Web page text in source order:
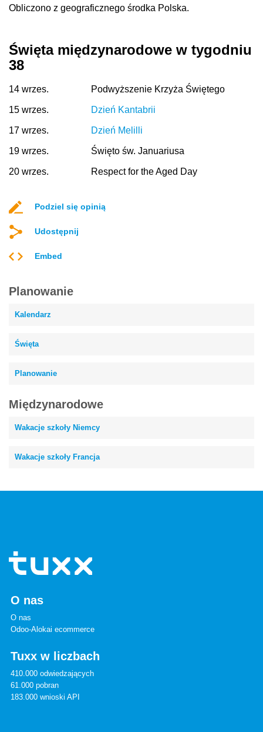
Obliczono z geograficznego środka Polska.
Święta międzynarodowe w tygodniu
38
14 wrzes. Podwyższenie Krzyża Świętego
15 wrzes. Dzień Kantabrii
17 wrzes. Dzień Melilli
19 wrzes. Święto św. Januariusa
20 wrzes. Respect for the Aged Day
Podziel się opinią
Udostępnij
Embed
Planowanie
Kalendarz
Święta
Planowanie
Międzynarodowe
Wakacje szkoły Niemcy
Wakacje szkoły Francja
O nas
O nas
Odoo-Alokai ecommerce
Tuxx w liczbach
410.000 odwiedzających
61.000 pobran
183.000 wnioski API